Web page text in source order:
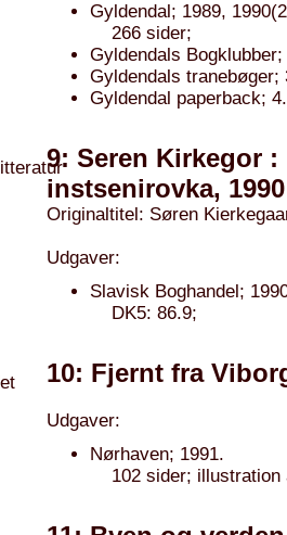
Gyldendal; 1989,
266 sider;
Gyldendals
Gyldendals tranebøger;
Gyldendal paperback;
9: Seren Kirkegor
instsenirovka, 1990
Originaltitel: Søren
Udgaver:
Slavisk Boghandel;
DK5: 86.9;
10: Fjernt fra
Udgaver:
Nørhaven; 1991.
102 sider; illustration